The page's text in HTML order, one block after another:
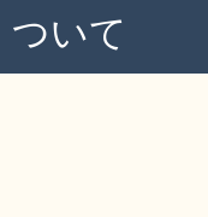
創業・産業・ビジ
ついて